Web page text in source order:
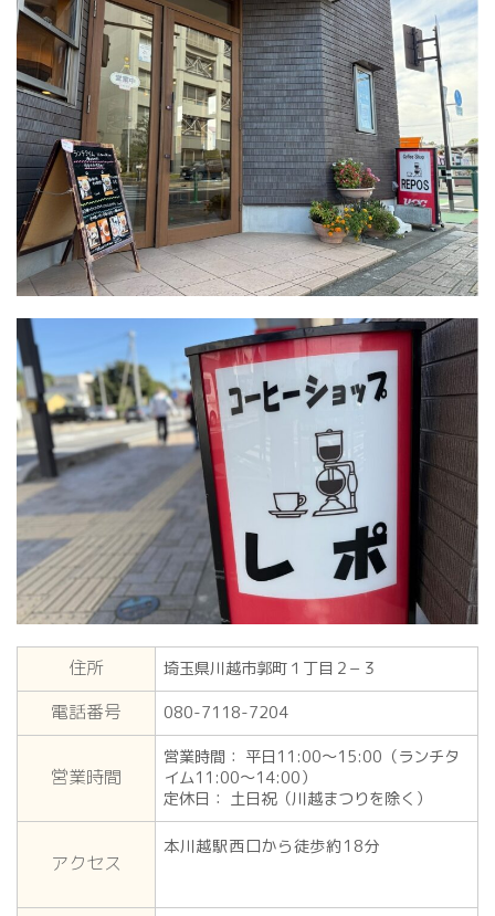
住所 埼玉県川越市郭町１丁目２−３
電話番号 080-7118-7204
営業時間
営業時間： 平日11:00～15:00（ランチタ
イム11:00～14:00）
定休日： 土日祝（川越まつりを除く）
アクセス
本川越駅西口から徒歩約18分